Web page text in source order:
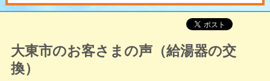
大東市のお客さまの声（給湯器の交
換）